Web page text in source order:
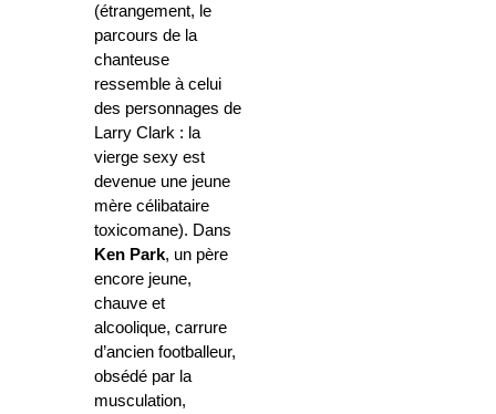
(étrangement, le
parcours de la
chanteuse
ressemble à celui
des personnages de
Larry Clark : la
vierge sexy est
devenue une jeune
mère célibataire
toxicomane). Dans
Ken Park, un père
encore jeune,
chauve et
alcoolique, carrure
d’ancien footballeur,
obsédé par la
musculation,